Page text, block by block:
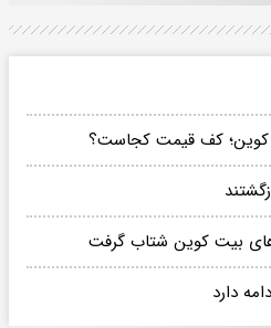
بیت کوین شتاب گرفت
دارد